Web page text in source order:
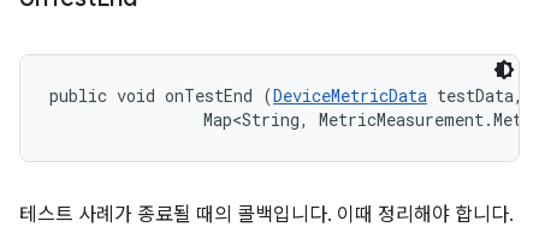
public void onTestEnd (DeviceMetricData testData,
Map<String,
테스트 사례가 종료될 때의 콜백입니다. 이때 정리해야 합니다.